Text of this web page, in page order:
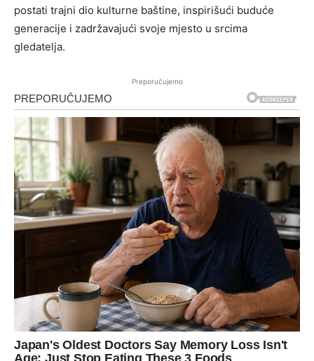
postati trajni dio kulturne baštine, inspirišući buduće
generacije i zadržavajući svoje mjesto u srcima
gledatelja.
Preporučujemo